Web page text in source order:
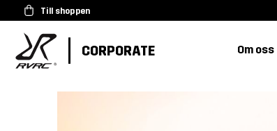
Till shoppen
CORPORATE Om oss